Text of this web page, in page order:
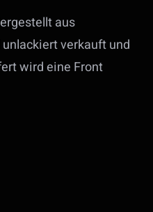
aus
verkauft und
wird eine Front